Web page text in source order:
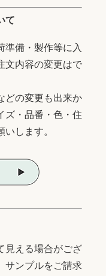
て
準備・製作等に入
文内容の変更はで
どの変更も出来か
ズ・品番・色・住
します。
見える場合がござ
サンプルをご請求